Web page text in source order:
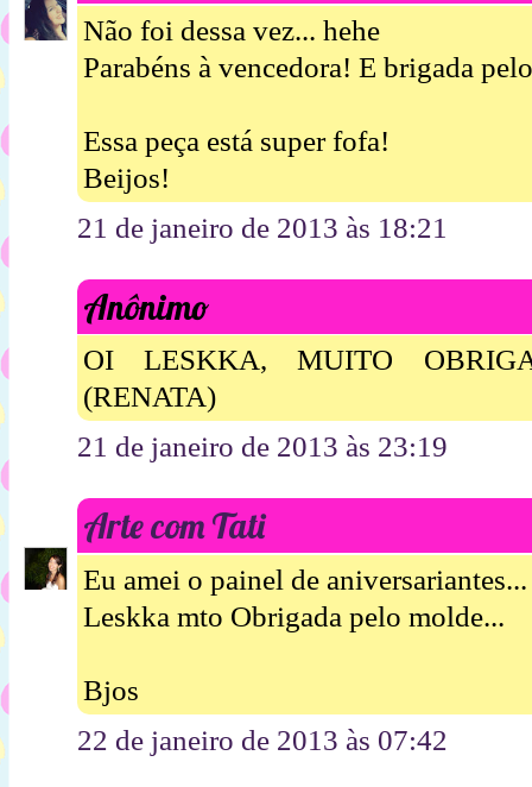
Não foi dessa vez... hehe
Parabéns à vencedora! E brigada
Essa peça está super fofa!
Beijos!
21 de janeiro de 2013 às 18:21
Anônimo
OI LESKKA, MUITO
(RENATA)
21 de janeiro de 2013 às 23:19
Arte com Tati
Eu amei o painel de aniversariantes...
Leskka mto Obrigada pelo molde...
Bjos
22 de janeiro de 2013 às 07:42